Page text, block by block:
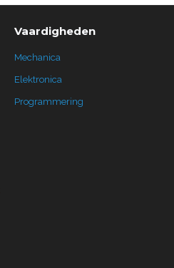
Vaardigheden
Mechanica
Elektronica
Programmering